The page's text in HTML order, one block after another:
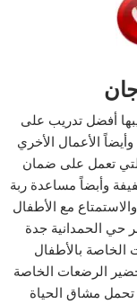
أفضل تدريب على
الأعمال الأخري
تعمل على ضمان
وأبضاً مساعدة ربة
مع الأطفال
حي الحمدانية جدة
الخاصة بالأطفال
الرضعات الخاصة
تحمل مشاق الحياة